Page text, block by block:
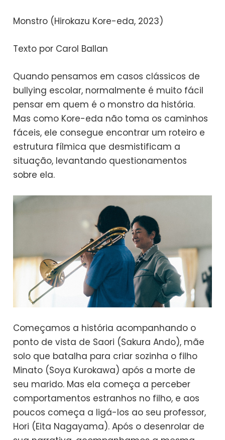
Monstro (Hirokazu Kore-eda, 2023)
Texto por Carol Ballan
Quando pensamos em casos clássicos de
bullying escolar, normalmente é muito fácil
pensar em quem é o monstro da história.
Mas como Kore-eda não toma os caminhos
fáceis, ele consegue encontrar um roteiro e
estrutura fílmica que desmistificam a
situação, levantando questionamentos
sobre ela.
Começamos a história acompanhando o
ponto de vista de Saori (Sakura Ando), mãe
solo que batalha para criar sozinha o filho
Minato (Soya Kurokawa) após a morte de
seu marido. Mas ela começa a perceber
comportamentos estranhos no filho, e aos
poucos começa a ligá-los ao seu professor,
Hori (Eita Nagayama). Após o desenrolar de